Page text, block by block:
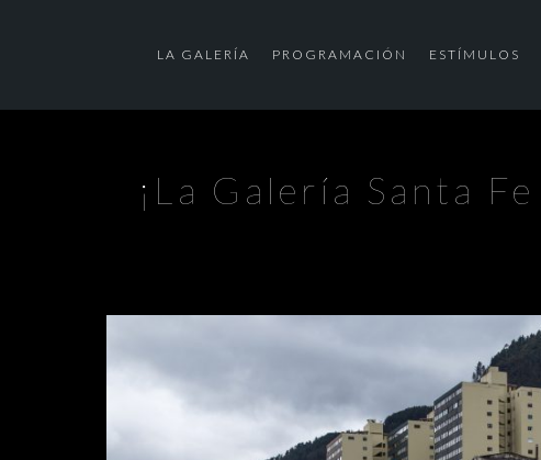
LA GALERÍA PROGRAMACIÓN ESTÍMULOS
¡La Galería Santa